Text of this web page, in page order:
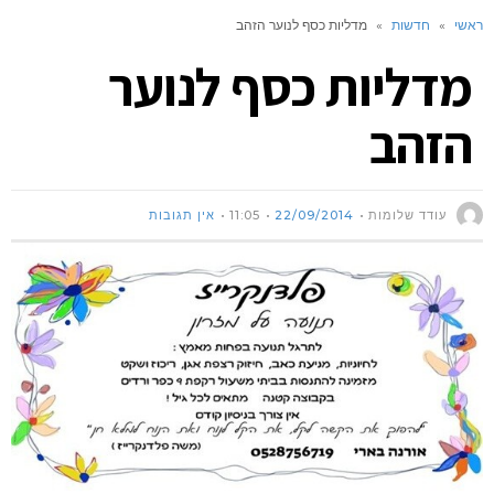
ראשי » חדשות » מדליות כסף לנוער הזהב
מדליות כסף לנוער
הזהב
עודד שלומות 22/09/2014
11:05 אין תגובות